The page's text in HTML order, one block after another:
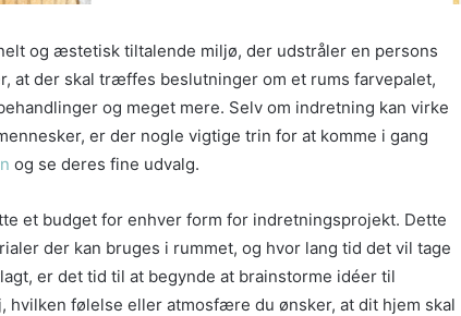
og æstetisk tiltalende miljø, der udstråler en persons
at der skal træffes beslutninger om et rums farvepalet,
og meget mere. Selv om indretning kan virke
er der nogle vigtige trin for at komme i gang
og se deres fine udvalg.
et budget for enhver form for indretningsprojekt. Dette
der kan bruges i rummet, og hvor lang tid det vil tage
er det tid til at begynde at brainstorme idéer til
hvilken følelse eller atmosfære du ønsker, at dit hjem skal